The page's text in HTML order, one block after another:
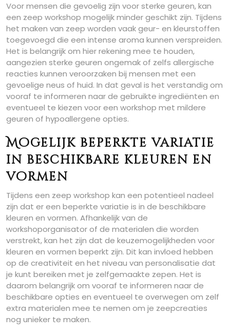
Voor mensen die gevoelig zijn voor sterke geuren, kan
een zeep workshop mogelijk minder geschikt zijn. Tijdens
het maken van zeep worden vaak geur- en kleurstoffen
toegevoegd die een intense aroma kunnen verspreiden.
Het is belangrijk om hier rekening mee te houden,
aangezien sterke geuren ongemak of zelfs allergische
reacties kunnen veroorzaken bij mensen met een
gevoelige neus of huid. In dat geval is het verstandig om
vooraf te informeren naar de gebruikte ingrediënten en
eventueel te kiezen voor een workshop met mildere
geuren of hypoallergene opties.
Mogelijk beperkte variatie
in beschikbare kleuren en
vormen
Tijdens een zeep workshop kan een potentieel nadeel
zijn dat er een beperkte variatie is in de beschikbare
kleuren en vormen. Afhankelijk van de
workshoporganisator of de materialen die worden
verstrekt, kan het zijn dat de keuzemogelijkheden voor
kleuren en vormen beperkt zijn. Dit kan invloed hebben
op de creativiteit en het niveau van personalisatie dat
je kunt bereiken met je zelfgemaakte zepen. Het is
daarom belangrijk om vooraf te informeren naar de
beschikbare opties en eventueel te overwegen om zelf
extra materialen mee te nemen om je zeepcreaties
nog unieker te maken.